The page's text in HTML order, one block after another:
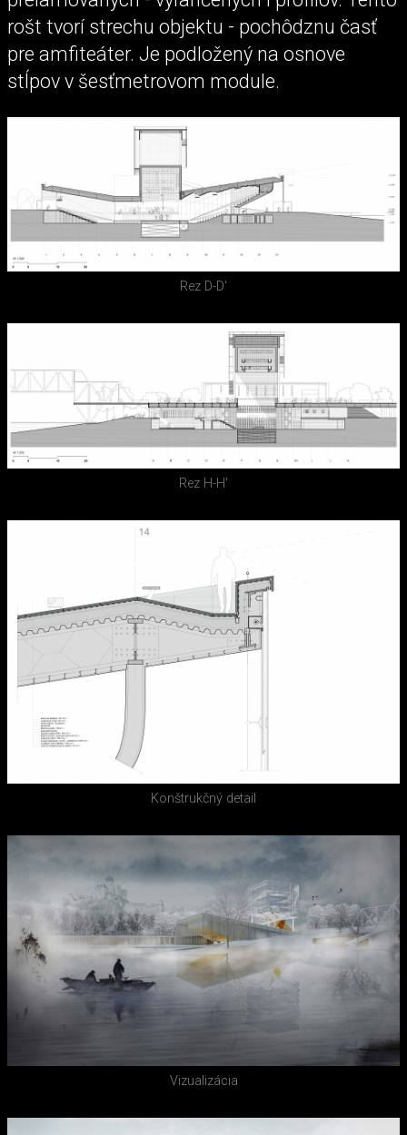
rošt tvorí strechu objektu - pochôdznu časť
pre amfiteáter. Je podložený na osnove
stĺpov v šesťmetrovom module.
Rez D-D'
Rez H-H'
Konštrukčný detail
Vizualizácia